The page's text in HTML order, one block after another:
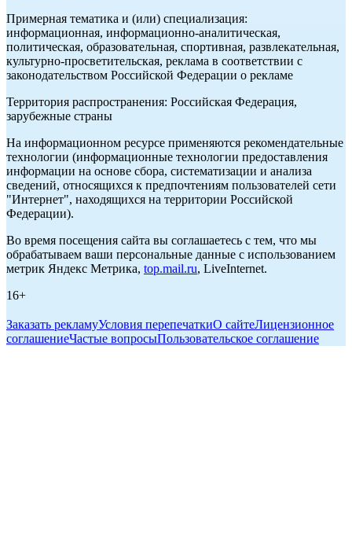
Примерная тематика и (или) специализация:
информационная, информационно-аналитическая,
политическая, образовательная, спортивная, развлекательная,
культурно-просветительская, реклама в соответствии с
законодательством Российской Федерации о рекламе
Территория распространения: Российская Федерация,
зарубежные страны
На информационном ресурсе применяются рекомендательные
технологии (информационные технологии предоставления
информации на основе сбора, систематизации и анализа
сведений, относящихся к предпочтениям пользователей сети
"Интернет", находящихся на территории Российской
Федерации).
Во время посещения сайта вы соглашаетесь с тем, что мы
обрабатываем ваши персональные данные с использованием
метрик Яндекс Метрика, top.mail.ru, LiveInternet.
16+
Заказать рекламуУсловия перепечаткиО сайтеЛицензионное
соглашениеЧастые вопросыПользовательское соглашение